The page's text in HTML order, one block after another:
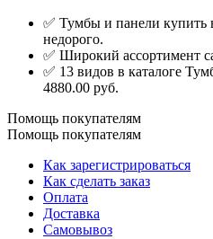
✅ Тумбы и панели купить
недорого.
✅ Широкий ассортимент
✅ 13 видов в каталоге
4880.00 руб.
Помощь покупателям
Помощь покупателям
Как зарегистрироваться
Как сделать заказ
Оплата
Доставка
Самовывоз